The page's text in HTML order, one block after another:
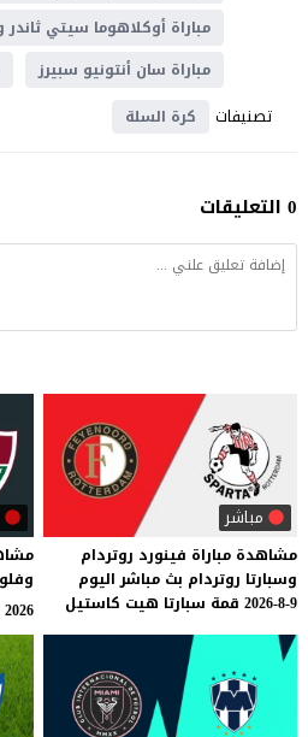
مباراة أوكلاهوما سيتي
مباراة سان أنتونيو سبيرز
تصنيفات كرة السلة
0 التعليقات
مباشر
مشاهدة مباراة فينورد روتردام
وسبارتا روتردام بث مباشر اليوم
9-8-2026
قمة سبارتا هيت كاستيل
2026 قمة نيلتون سانتوس